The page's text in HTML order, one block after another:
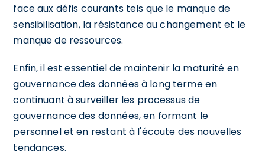
face aux défis courants tels que le manque de
sensibilisation, la résistance au changement et le
manque de ressources.
Enfin, il est essentiel de maintenir la maturité en
gouvernance des données à long terme en
continuant à surveiller les processus de
gouvernance des données, en formant le
personnel et en restant à l'écoute des nouvelles
tendances.